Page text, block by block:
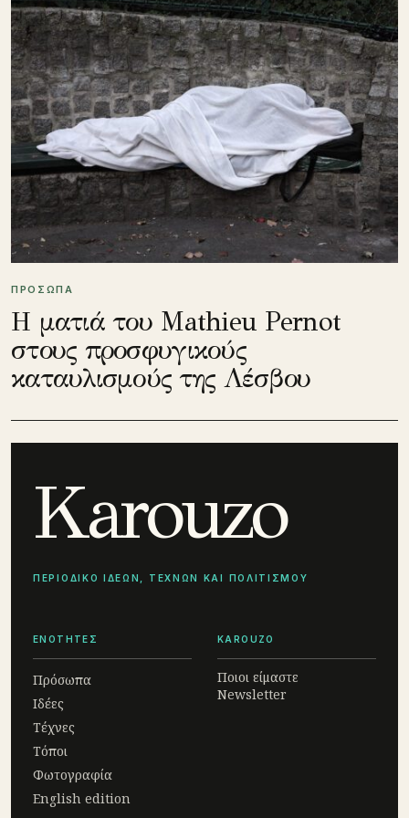
ΠΡΟΣΩΠΑ
Η ματιά του Mathieu Pernot
στους προσφυγικούς
καταυλισμούς της Λέσβου
Karouzo
ΠΕΡΙΟΔΙΚΟ ΙΔΕΩΝ, ΤΕΧΝΩΝ ΚΑΙ ΠΟΛΙΤΙΣΜΟΥ
ΕΝΟΤΗΤΕΣ
Πρόσωπα
Ιδέες
Τέχνες
Τόποι
Φωτογραφία
English edition
KAROUZO
Ποιοι είμαστε
Newsletter